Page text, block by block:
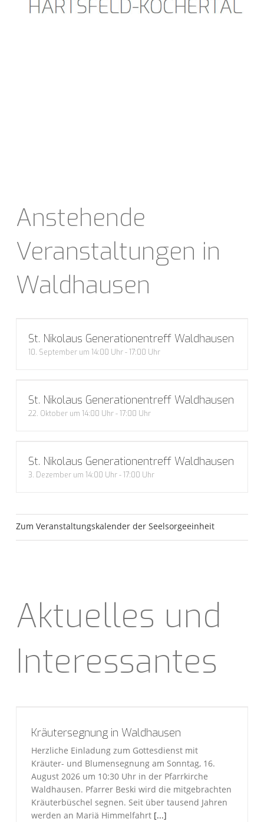
Anstehende
Veranstaltungen in
Waldhausen
St. Nikolaus Generationentreff Waldhausen
10. September um 14:00 Uhr- 17:00 Uhr
St. Nikolaus Generationentreff Waldhausen
22. Oktober um 14:00 Uhr- 17:00 Uhr
St. Nikolaus Generationentreff Waldhausen
3. Dezember um 14:00 Uhr- 17:00 Uhr
Zum Veranstaltungskalender der Seelsorgeeinheit
Aktuelles und
Interessantes
Kräutersegnung in Waldhausen
Herzliche Einladung zum Gottesdienst mit
Kräuter- und Blumensegnung am Sonntag, 16.
August 2026 um 10:30 Uhr in der Pfarrkirche
Waldhausen. Pfarrer Beski wird die mitgebrachten
Kräuterbüschel segnen. Seit über tausend Jahren
werden an Mariä Himmelfahrt [...]